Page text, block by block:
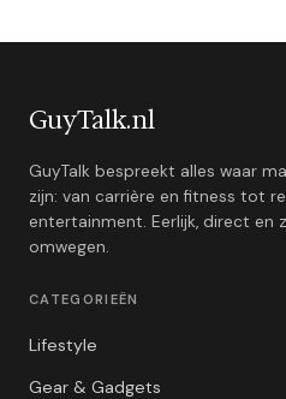
GuyTalk.nl
GuyTalk bespreekt alles waar
zijn: van carrière en fitness tot
entertainment. Eerlijk, direct en
omwegen.
CATEGORIEËN
Lifestyle
Gear & Gadgets